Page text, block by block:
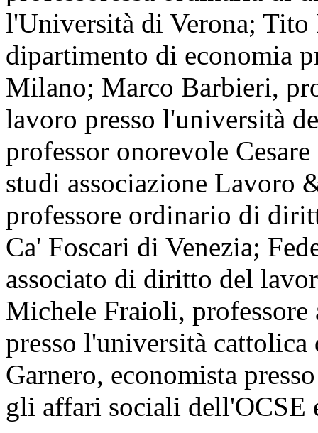
l'Università di Verona; Tito
dipartimento di economia
Milano; Marco Barbieri,
lavoro presso l'università
professor onorevole
studi associazione Lavoro
professore ordinario di
Ca' Foscari di Venezia;
associato di diritto del
Michele Fraioli,
presso l'università cattolica
Garnero, economista
gli affari sociali dell'OCSE